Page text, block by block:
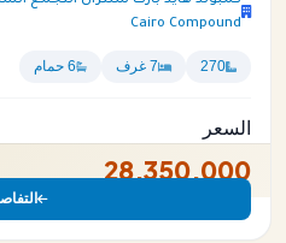
Cairo Compound
270 7 غرف 6 حمام
السعر
28,350,000